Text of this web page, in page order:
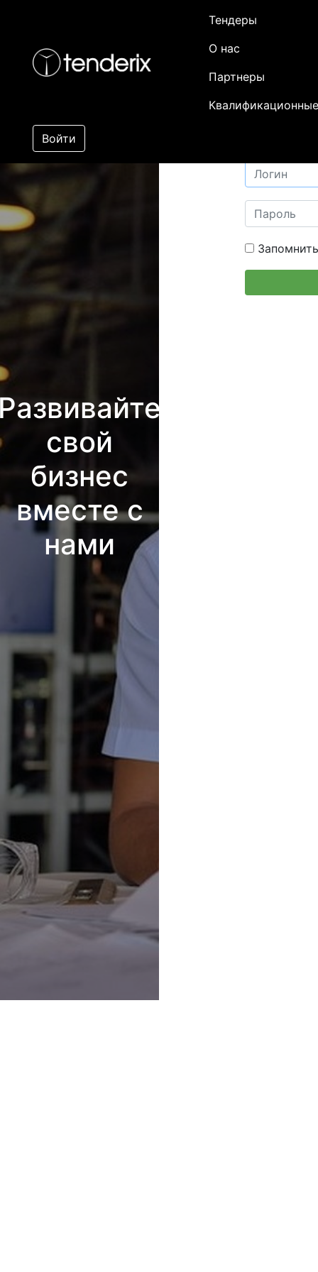
Тендеры
О нас
Партнеры
Войти
свой
бизнес
вместе с
нами